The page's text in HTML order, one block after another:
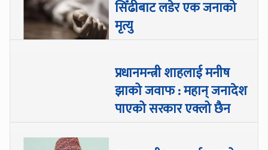
सिँढीबाट लडेर एक जनाको
मृत्यु
प्रधानमन्त्री शाहलाई मनीष
झाको जवाफ : महान् जनादेश
पाएको सरकार एक्लो छैन